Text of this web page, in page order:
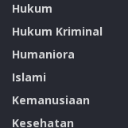
Hukum
Hukum Kriminal
Humaniora
Islami
Kemanusiaan
Kesehatan